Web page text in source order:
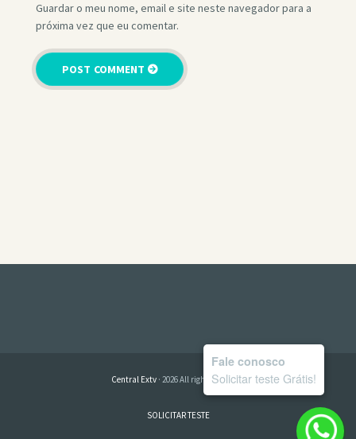
Guardar o meu nome, email e site neste navegador para a
próxima vez que eu comentar.
Central Extv · 2026 All rights reserved
Fale conosco
Solicitar teste Grátis!
SOLICITAR TESTE